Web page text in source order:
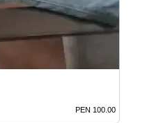
PEN 100.00